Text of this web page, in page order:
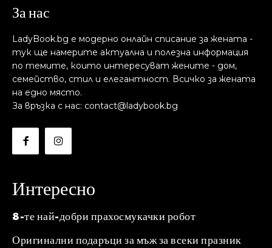
За нас
LadyBook.bg е модерно онлайн списание за жената -
тук ще намерите актуална и полезна информация
по темите, които интересуват жените - дом,
семейство, стил и елегантност. Всичко за жената
на едно място.
За връзка с нас: contact@ladybook.bg
Интересно
8-те най-добри прахосмукачки робот
Оригинални подаръци за мъж за всеки празник